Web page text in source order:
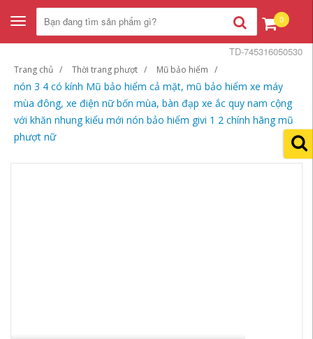
Toggle
navigation
0
Trang chủ Thời trang phượt Mũ bảo hiểm
nón 3 4 có kính Mũ bảo hiểm cả mặt, mũ bảo hiểm xe máy
mùa đông, xe điện nữ bốn mùa, bàn đạp xe ắc quy nam cộng
với khăn nhung kiểu mới nón bảo hiểm givi 1 2 chính hãng mũ
phượt nữ
TD-745316050530